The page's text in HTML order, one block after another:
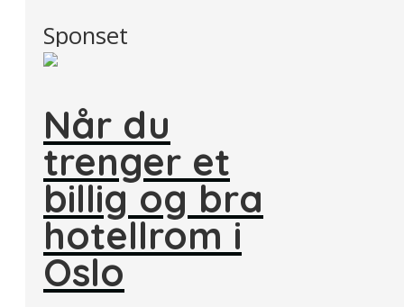
Sponset
Når du
trenger et
billig og bra
hotellrom i
Oslo